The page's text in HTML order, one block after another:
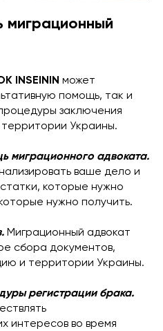
миграционный
INSEININ может
помощь, так и
заключения
Украины.
миграционного адвоката.
ваше дело и
которые нужно
нужно получить.
Миграционный адвокат
сбора документов,
и территории Украины.
регистрации брака.
интересов во время